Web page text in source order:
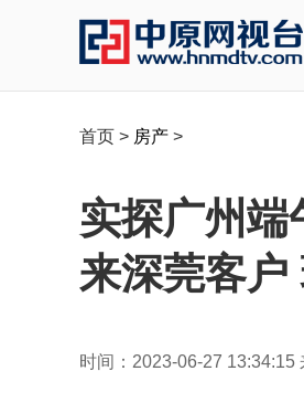
首页 > 房产 >
实探广州端
来深莞客户
时间：2023-06-27 13:34:15